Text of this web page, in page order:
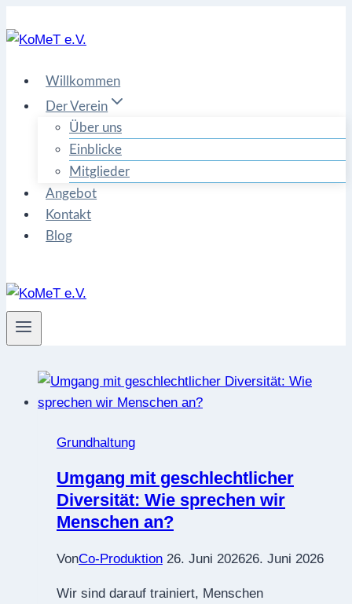
Inhalt
Willkommen
Der Verein
Über uns
Einblicke
Mitglieder
Angebot
Kontakt
Blog
Grundhaltung
Umgang mit geschlechtlicher
Diversität: Wie sprechen wir
Menschen an?
VonCo-Produktion 26. Juni 202626. Juni 2026
Wir sind darauf trainiert, Menschen